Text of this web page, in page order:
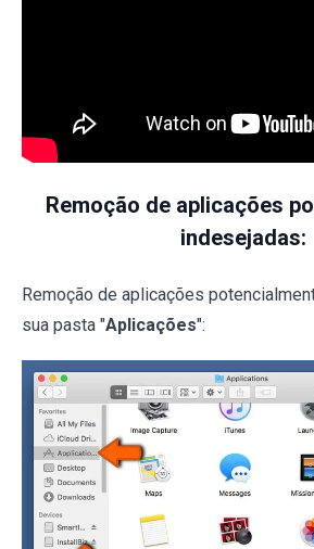
Remoção de aplicações
indesejadas:
Remoção de aplicações
sua pasta "Aplicações":